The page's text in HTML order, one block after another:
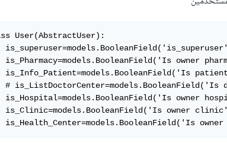
يتم استخدام request.user.center.name للوصول إلى اسم المركز المخزن في حساب المستخدم. إذا كنتي
وإذا كان لديك تطبيق خاص بتسجيل الدخول، فيجب عليك تغيير request.user.center.name إلى الطريقة
User(AbstractUser):
is_Pharmacy=models.BooleanField('Is owner
is_Info_Patient=models.BooleanField('Is
# is_ListDoctorCenter=models.BooleanField('Is
is_Hospital=models.BooleanField('Is owner
is_Clinic=models.BooleanField('Is owner
is_Health_Center=models.BooleanField('Is owner